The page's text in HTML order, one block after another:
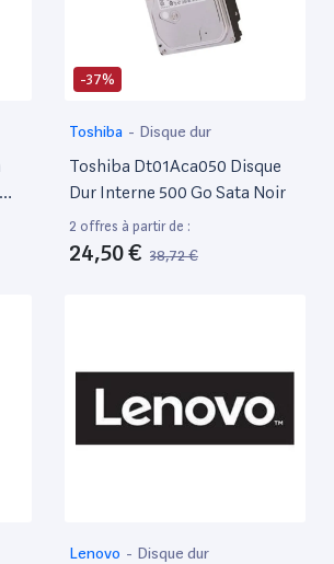
-37%
Toshiba - Disque dur
Toshiba Dt01Aca050 Disque
Dur Interne 500 Go Sata Noir
2 offres à partir de :
24,50 € 38,72 €
Lenovo - Disque dur